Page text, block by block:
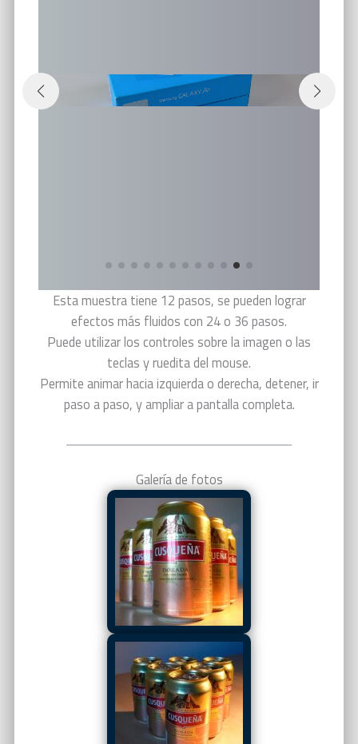
Esta muestra tiene 12 pasos, se pueden lograr
efectos más fluidos con 24 o 36 pasos.
Puede utilizar los controles sobre la imagen o las
teclas y ruedita del mouse.
Permite animar hacia izquierda o derecha, detener, ir
paso a paso, y ampliar a pantalla completa.
Galería de fotos